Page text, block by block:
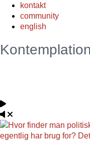
kontakt
community
english
Kontemplation